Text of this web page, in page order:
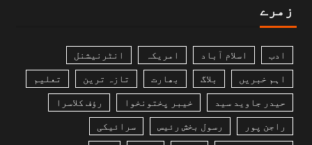
زمرے
ادب اسلام آباد امریکہ انٹرنیشنل
اہم خبریں بلاگ بھارت تازہ ترین تعلیم
حیدر جاوید سید خیبر پختونخوا رؤف کلاسرا
راجن پور رسول بخش رئیس سرائیکی